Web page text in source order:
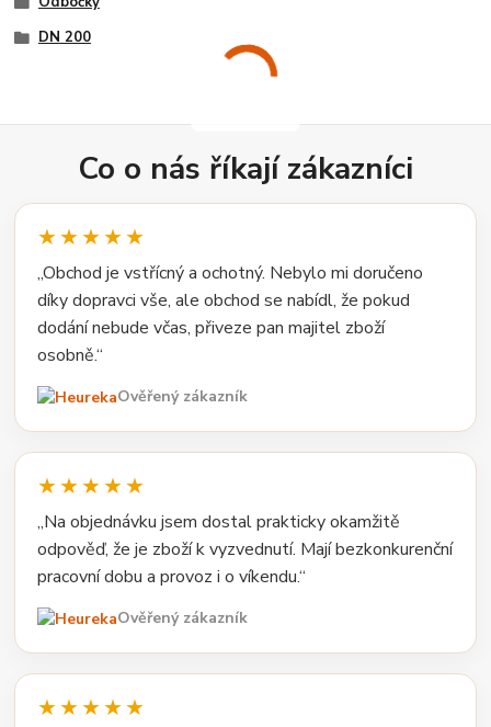
DN 200
Co o nás říkají zákazníci
★★★★★
„Obchod je vstřícný a ochotný. Nebylo mi doručeno
díky dopravci vše, ale obchod se nabídl, že pokud
dodání nebude včas, přiveze pan majitel zboží
osobně.“
Ověřený zákazník
★★★★★
„Na objednávku jsem dostal prakticky okamžitě
odpověď, že je zboží k vyzvednutí. Mají bezkonkurenční
pracovní dobu a provoz i o víkendu.“
Ověřený zákazník
★★★★★